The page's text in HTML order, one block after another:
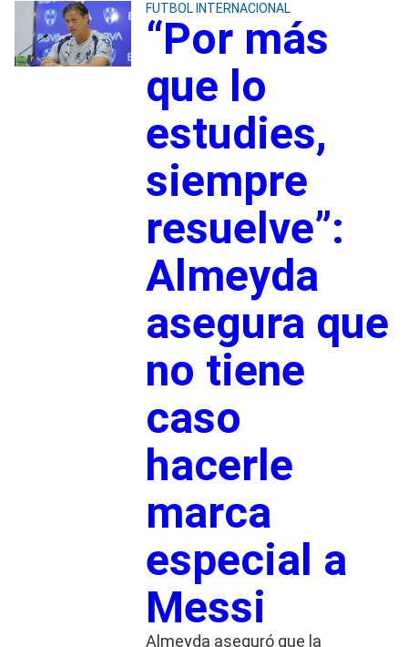
FUTBOL INTERNACIONAL
“Por más
que lo
estudies,
siempre
resuelve”:
Almeyda
asegura que
no tiene
caso
hacerle
marca
especial a
Messi
Almeyda aseguró que la